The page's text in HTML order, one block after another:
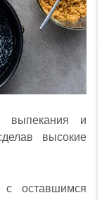
выпекания и
высокие
с оставшимся